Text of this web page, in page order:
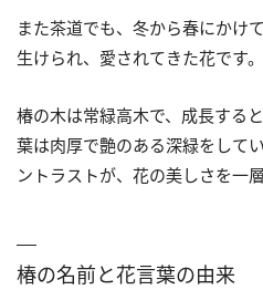
また茶道でも、冬から春にかけ
生けられ、愛されてきた花です。
椿の木は常緑高木で、成長する
葉は肉厚で艶のある深緑をして
ントラストが、花の美しさを一
椿の名前と花言葉の由来